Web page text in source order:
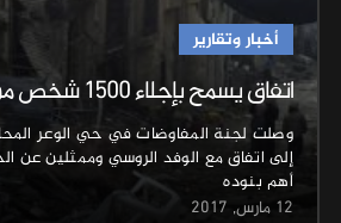
أخبار وتقارير
اتفاق يسمح بإجلاء 1500 شخص من حمص
وصلت لجنة المفاوضات في حي الوعر
إلى اتفاق مع الوفد الروسي وممثلين عن
أهم بنوده
12 مارس, 2017